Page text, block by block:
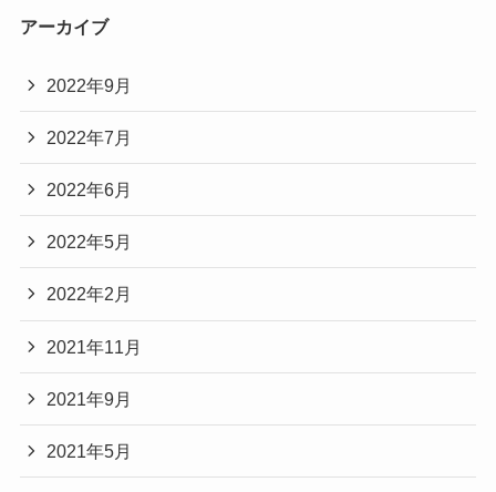
アーカイブ
2022年9月
2022年7月
2022年6月
2022年5月
2022年2月
2021年11月
2021年9月
2021年5月